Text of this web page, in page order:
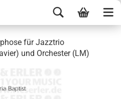
für Jazztrio
und Orchester (LM)